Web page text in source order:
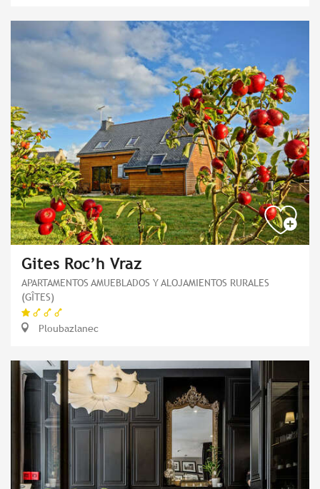
Gites Roc’h Vraz
APARTAMENTOS AMUEBLADOS Y ALOJAMIENTOS RURALES
(GÎTES)
Ploubazlanec